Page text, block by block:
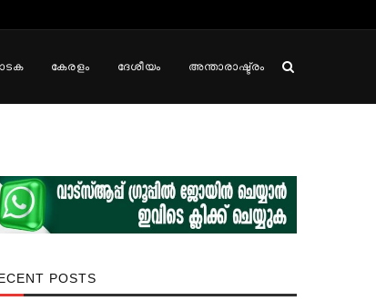
കേരളം ദേശീയം അന്താരാഷ്ട്രം
POSTS